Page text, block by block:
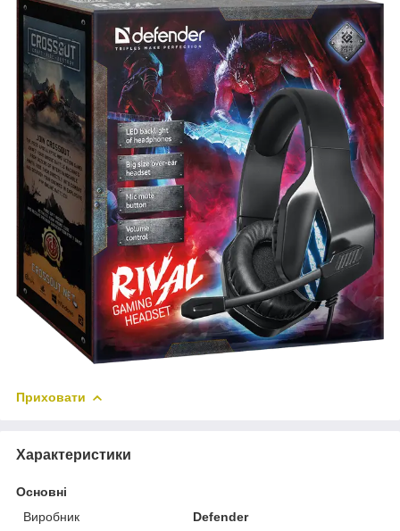
Приховати
Характеристики
Основні
Виробник
Defender